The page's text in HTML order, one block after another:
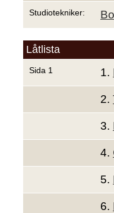
Studiotekniker:
Låtlista
Sida 1 1.
2.
3.
4.
5.
6.